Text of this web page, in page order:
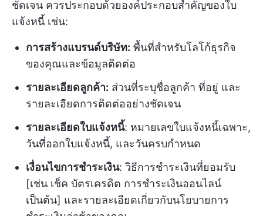
ชัดเจน ควรประกอบด้วยองค์ประกอบสำคัญของใบ
แจ้งหนี้ เช่น:
การสร้างแบรนด์บริษัท: พื้นที่สำหรับโลโก้ธุรกิจ
ของคุณและข้อมูลติดต่อ
รายละเอียดลูกค้า: ส่วนที่ระบุชื่อลูกค้า ที่อยู่ และ
รายละเอียดการติดต่ออย่างชัดเจน
รายละเอียดใบแจ้งหนี้: หมายเลขใบแจ้งหนี้เฉพาะ,
วันที่ออกใบแจ้งหนี้, และวันครบกำหนด
เงื่อนไขการชำระเงิน: วิธีการชำระเงินที่ยอมรับ
[เช่น เช็ค บัตรเครดิต การชำระเงินออนไลน์
เป็นต้น] และรายละเอียดเกี่ยวกับนโยบายการ